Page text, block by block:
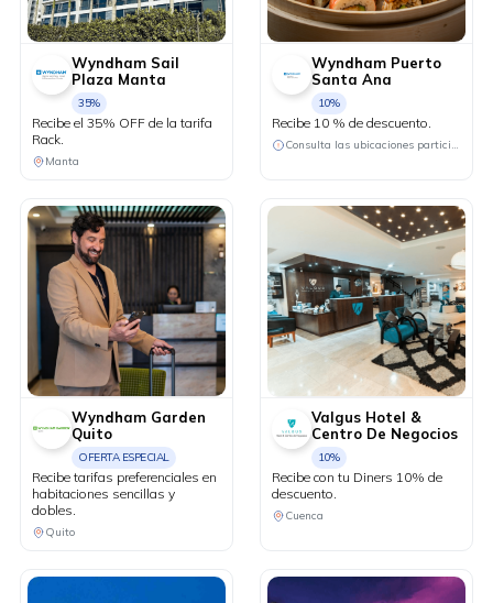
Wyndham Sail
Plaza Manta
35%
Recibe el 35% OFF de la tarifa
Rack.
Manta
Wyndham Puerto
Santa Ana
10%
Recibe 10 % de descuento.
Consulta las ubicaciones participantes
Wyndham Garden
Quito
OFERTA ESPECIAL
Recibe tarifas preferenciales en
habitaciones sencillas y
dobles.
Quito
Valgus Hotel &
Centro De Negocios
10%
Recibe con tu Diners 10% de
descuento.
Cuenca